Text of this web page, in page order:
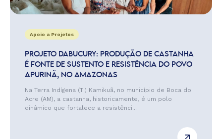
Apoio a Projetos
PROJETO DABUCURY: PRODUÇÃO DE CASTANHA
É FONTE DE SUSTENTO E RESISTÊNCIA DO POVO
APURINÃ, NO AMAZONAS
Na Terra Indígena (TI) Kamikuã, no município de Boca do
Acre (AM), a castanha, historicamente, é um polo
dinâmico que fortalece a resistênci...